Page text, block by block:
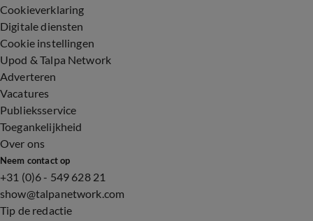
Cookieverklaring
Digitale diensten
Cookie instellingen
Upod & Talpa Network
Adverteren
Vacatures
Publieksservice
Toegankelijkheid
Over ons
Neem contact op
+31 (0)6 - 549 628 21
show@talpanetwork.com
Tip de redactie